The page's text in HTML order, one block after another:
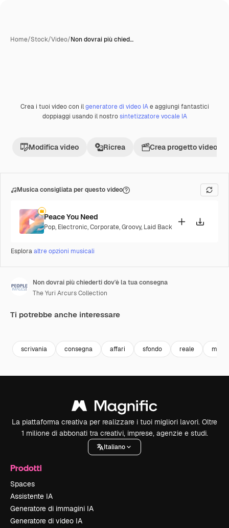
Home/Stock/Video/Non dovrai più chied…
Premium
Crea i tuoi video con ilgeneratore di video IAe aggiungi fantastici
doppiaggi usando il nostrosintetizzatore vocale IA
Modifica video Ricrea Crea progetto video
Musica consigliata per questo video
Peace You Need
Pop, Electronic,Corporate,Groovy, Laid Back
Esploraaltre opzioni musicali
Non dovrai più chiederti dov'è la tua consegna
The Yuri Arcurs Collection
Ti potrebbe anche interessare
scrivania consegna affari sfondo reale
La piattaforma creativa per realizzare i tuoi migliori lavori. Oltre
1 milione di abbonati tra creativi, imprese, agenzie e studi.
Italiano
Prodotti
Spaces
Assistente IA
Generatore di immagini IA
Generatore di video IA